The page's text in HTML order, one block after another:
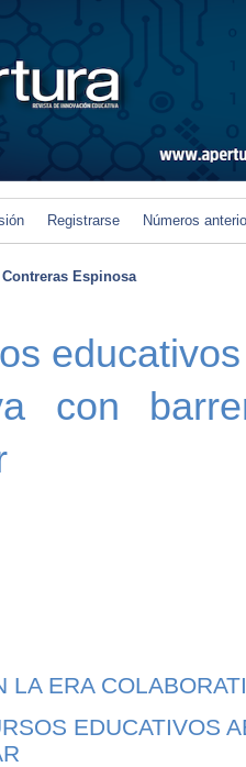
Registrarse Números
Contreras Espinosa
con
LA ERA
EDUCATIVOS